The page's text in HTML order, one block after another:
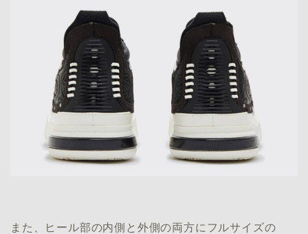
また、ヒール部の内側と外側の両方にフルサイズの